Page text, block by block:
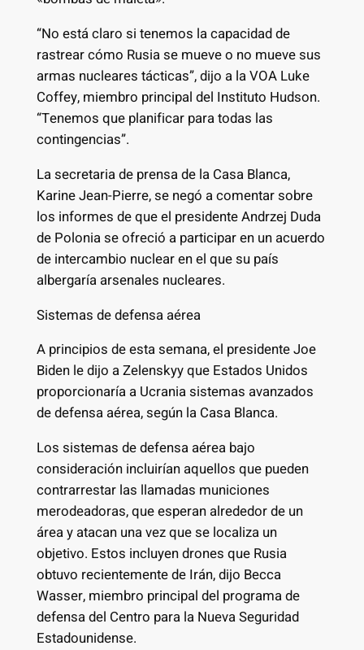
“No está claro si tenemos la capacidad de
rastrear cómo Rusia se mueve o no mueve sus
armas nucleares tácticas”, dijo a la VOA Luke
Coffey, miembro principal del Instituto Hudson.
“Tenemos que planificar para todas las
contingencias”.
La secretaria de prensa de la Casa Blanca,
Karine Jean-Pierre, se negó a comentar sobre
los informes de que el presidente Andrzej Duda
de Polonia se ofreció a participar en un acuerdo
de intercambio nuclear en el que su país
albergaría arsenales nucleares.
Sistemas de defensa aérea
A principios de esta semana, el presidente Joe
Biden le dijo a Zelenskyy que Estados Unidos
proporcionaría a Ucrania sistemas avanzados
de defensa aérea, según la Casa Blanca.
Los sistemas de defensa aérea bajo
consideración incluirían aquellos que pueden
contrarrestar las llamadas municiones
merodeadoras, que esperan alrededor de un
área y atacan una vez que se localiza un
objetivo. Estos incluyen drones que Rusia
obtuvo recientemente de Irán, dijo Becca
Wasser, miembro principal del programa de
defensa del Centro para la Nueva Seguridad
Estadounidense.